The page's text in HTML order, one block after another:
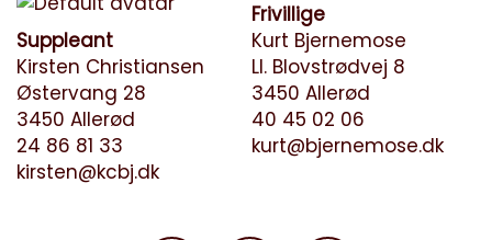
Suppleant
Kirsten Christiansen
Østervang 28
3450 Allerød
24 86 81 33
kirsten@kcbj.dk
Frivillige
Kurt Bjernemose
Ll. Blovstrødvej 8
3450 Allerød
40 45 02 06
kurt@bjernemose.dk